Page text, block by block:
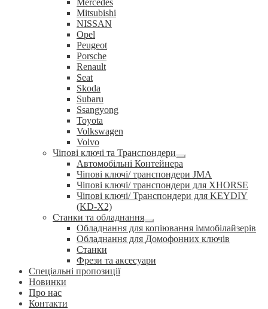
Mercedes
Mitsubishi
NISSAN
Opel
Peugeot
Porsche
Renault
Seat
Skoda
Subaru
Ssangyong
Toyota
Volkswagen
Volvo
Чіпові ключі та Транспондери
Розгорнуте
вкладене
меню
Автомобільні Контейнера
Чіпові ключі/ транспондери JMA
Чіпові ключі/ транспондери для XHORSE
Чіпові ключі/ Транспондери для KEYDIY
(KD-X2)
Станки та обладнання
Розгорнуте
вкладене
меню
Обладнання для копіювання іммобілайзерів
Обладнання для Домофонних ключів
Станки
Фрези та аксесуари
Спеціальні пропозиції
Новинки
Про нас
Контакти